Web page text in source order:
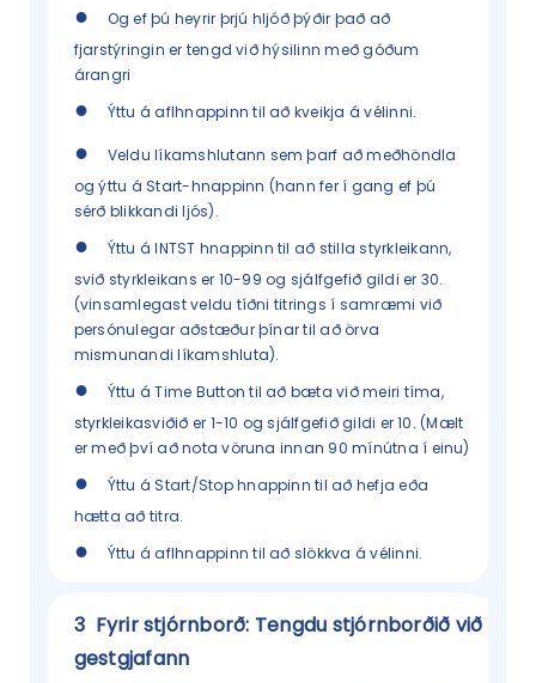
●
Og ef þú heyrir þrjú hljóð þýðir það að
fjarstýringin er tengd við hýsilinn með góðum
árangri
● Ýttu á aflhnappinn til að kveikja á vélinni.
●
Veldu líkamshlutann sem þarf að meðhöndla
og ýttu á Start-hnappinn (hann fer í gang ef þú
sérð blikkandi ljós).
●
Ýttu á INTST hnappinn til að stilla styrkleikann,
svið styrkleikans er 10-99 og sjálfgefið gildi er 30.
(vinsamlegast veldu tíðni titrings í samræmi við
persónulegar aðstæður þínar til að örva
mismunandi líkamshluta).
●
Ýttu á Time Button til að bæta við meiri tíma,
styrkleikasviðið er 1-10 og sjálfgefið gildi er 10. (Mælt
er með því að nota vöruna innan 90 mínútna í einu)
●
Ýttu á Start/Stop hnappinn til að hefja eða
hætta að titra.
● Ýttu á aflhnappinn til að slökkva á vélinni.
3 Fyrir stjórnborð: Tengdu stjórnborðið við
gestgjafann